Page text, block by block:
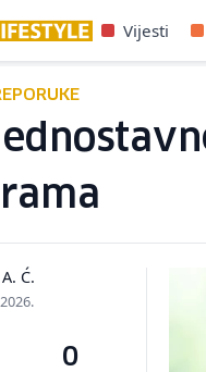
Vijesti
Ć.
0